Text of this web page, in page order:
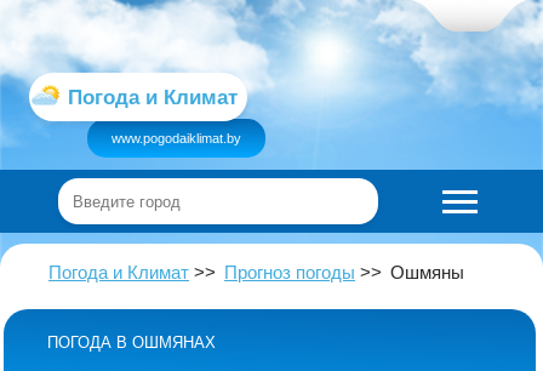
Погода и Климат
www.pogodaiklimat.by
Погода и Климат Прогноз погоды Ошмяны
ПОГОДА В ОШМЯНАХ